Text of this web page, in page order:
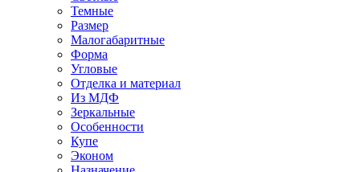
Темные
Размер
Малогабаритные
Форма
Угловые
Отделка и материал
Из МДФ
Зеркальные
Особенности
Купе
Эконом